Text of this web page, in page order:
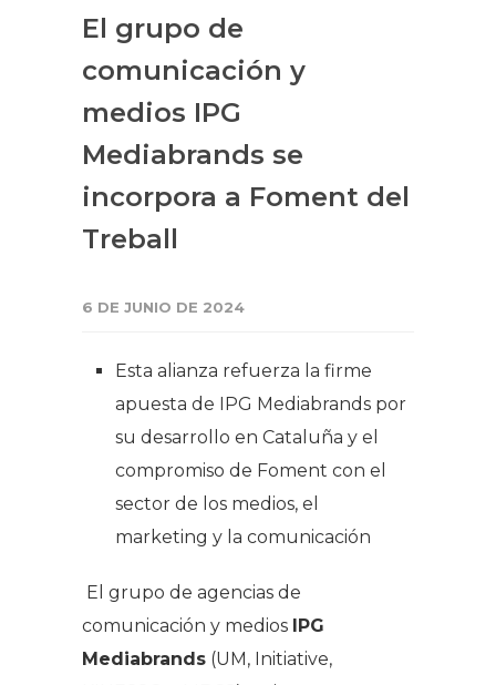
El grupo de
comunicación y
medios IPG
Mediabrands se
incorpora a Foment del
Treball
6 DE JUNIO DE 2024
Esta alianza refuerza la firme
apuesta de IPG Mediabrands por
su desarrollo en Cataluña y el
compromiso de Foment con el
sector de los medios, el
marketing y la comunicación
El grupo de agencias de
comunicación y medios IPG
Mediabrands (UM, Initiative,